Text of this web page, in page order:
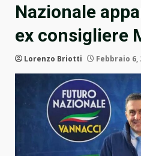
Nazionale
ex consigliere
Lorenzo Briotti Febbraio 6,